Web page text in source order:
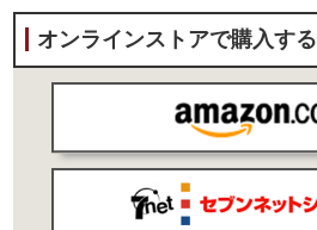
オンラインストアで購入する